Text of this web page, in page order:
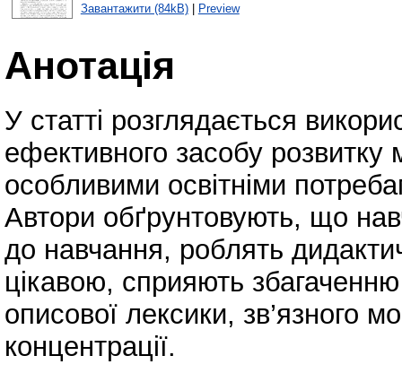
Завантажити (84kB)| Preview
Анотація
У статті розглядається
ефективного засобу
особливими освітніми
Автори обґрунтовують, що
до навчання, роблять
цікавою, сприяють
описової лексики, зв’язного
концентрації.